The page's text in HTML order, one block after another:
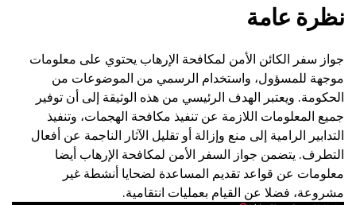
نظرة عامة
جواز سفر الكائن الأمن لمكافحة الإرهاب يحتوي على معلومات
موجهة للمسؤول، واستخدام الرسمي من الموضوعات من
الحكومة. ويعتبر الهدف الرئيسي من هذه الوثيقة إلى أن توفير
جميع المعلومات اللازمة عن تنفيذ مكافحة الهجمات، وتنفيذ
التدابير الرامية إلى منع وإزالة أو تقليل الآثار الناجمة عن أفعال
التطرف. يتضمن جواز السفر الأمن لمكافحة الإرهاب أيضا
معلومات عن قواعد تقديم المساعدة لضحايا أنشطة غير
مشروعة، فضلا عن القيام بعمليات انتقامية.